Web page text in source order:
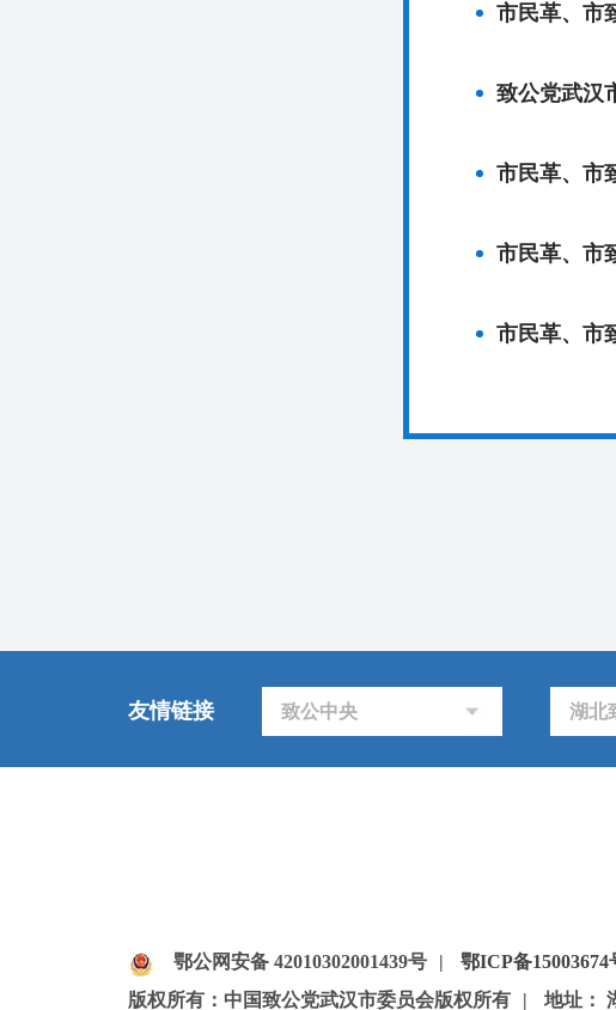
市民革、市
致公党武汉
市民革、市
市民革、市
市民革、市
友情链接 致公中央
湖北
鄂公网安备 42010302001439号 | 鄂ICP备15003674
版权所有：中国致公党武汉市委员会版权所有
| 地址：